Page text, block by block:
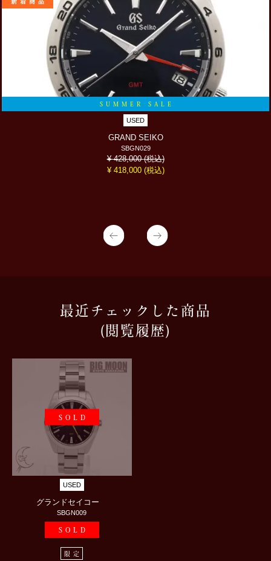
SUMMER SALE
USED
GRAND SEIKO
SBGN029
¥ 428,000(税込)
¥ 418,000 (税込)
新着商品
最近チェックした商品
(閲覧履歴)
SOLD
USED
グランドセイコー
SBGN009
SOLD
限定